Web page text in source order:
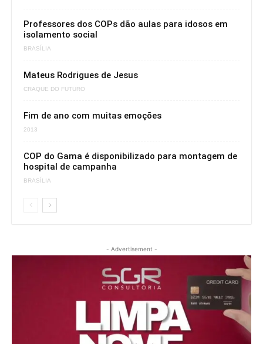
Professores dos COPs dão aulas para idosos em
isolamento social
BRASÍLIA
Mateus Rodrigues de Jesus
CRAQUE DO FUTURO
Fim de ano com muitas emoções
2013
COP do Gama é disponibilizado para montagem de
hospital de campanha
BRASÍLIA
- Advertisement -